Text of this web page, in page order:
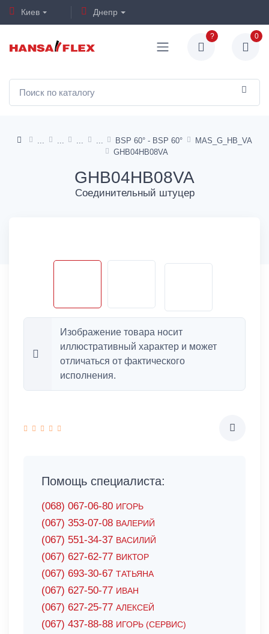
Киев Днепр
? 0
BSP 60° - BSP 60°
MAS_G_HB_VA
GHB04HB08VA
GHB04HB08VA
Соединительный штуцер
Изображение товара носит
иллюстративный характер и может
отличаться от фактического
исполнения.
Помощь специалиста:
(068) 067-06-80 ИГОРЬ
(067) 353-07-08 ВАЛЕРИЙ
(067) 551-34-37 ВАСИЛИЙ
(067) 627-62-77 ВИКТОР
(067) 693-30-67 ТАТЬЯНА
(067) 627-50-77 ИВАН
(067) 627-25-77 АЛЕКСЕЙ
(067) 437-88-88 ИГОРЬ (СЕРВИС)